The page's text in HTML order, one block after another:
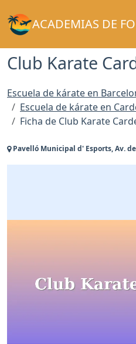
ACADEMIAS DE
Club Karate
Escuela de kárate en
Escuela de kárate en
Ficha de Club Karate
Pavelló Municipal d' Esports, Av.